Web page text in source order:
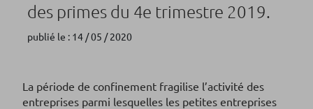
des primes du 4e trimestre 2019.
publié le : 14 / 05 / 2020
La période de confinement fragilise l’activité des
entreprises parmi lesquelles les petites entreprises